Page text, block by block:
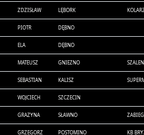
ZDZISŁAW LĘBORK
PIOTR DĘBNO
ELA DĘBNO
MATEUSZ GNIEZNO
SEBASTIAN KALISZ
WOJCIECH SZCZECIN
GRAZYNA SŁAWNO
GRZEGORZ POSTOMINO KB